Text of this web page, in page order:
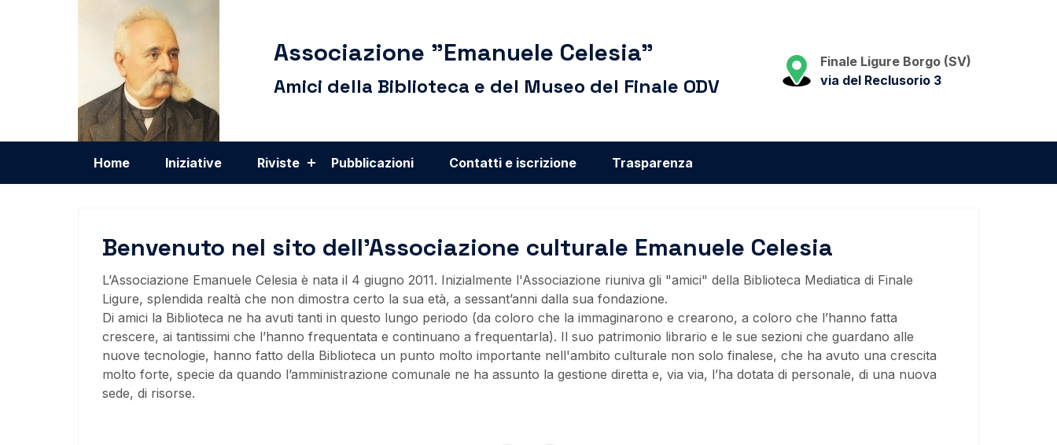
Associazione "Emanuele Celesia"
Amici della Biblioteca e del Museo del Finale ODV
Finale Ligure Borgo (SV)
via del Reclusorio 3
Home Iniziative Riviste Pubblicazioni Contatti e iscrizione Trasparenza
Benvenuto nel sito dell'Associazione culturale Emanuele Celesia
L’Associazione Emanuele Celesia è nata il 4 giugno 2011. Inizialmente l'Associazione riuniva gli "amici" della Biblioteca Mediatica di Finale
Ligure, splendida realtà che non dimostra certo la sua età, a sessant’anni dalla sua fondazione.
Di amici la Biblioteca ne ha avuti tanti in questo lungo periodo (da coloro che la immaginarono e crearono, a coloro che l’hanno fatta
crescere, ai tantissimi che l’hanno frequentata e continuano a frequentarla). Il suo patrimonio librario e le sue sezioni che guardano alle
nuove tecnologie, hanno fatto della Biblioteca un punto molto importante nell'ambito culturale non solo finalese, che ha avuto una crescita
molto forte, specie da quando l’amministrazione comunale ne ha assunto la gestione diretta e, via via, l’ha dotata di personale, di una nuova
sede, di risorse.